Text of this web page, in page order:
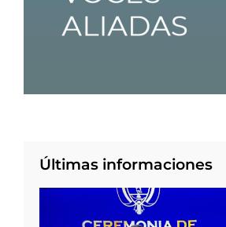
Últimas informaciones